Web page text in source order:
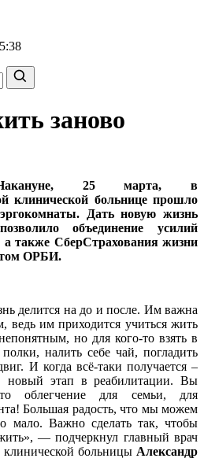
заново
25 марта, в
клинической больнице прошло
Дать новую жизнь
объединение усилий
а также СберСтрахования жизни
ОРБИ.
делится на до и после. Им важна
ведь им приходится учиться жить
но для кого-то взять в
налить себе чай, погладить
И когда всё-таки получается –
новый этап в реабилитации. Вы
облегчение для семьи, для
Большая радость, что мы можем
мало. Важно сделать так, чтобы
— подчеркнул главный врач
клинической больницы Александр